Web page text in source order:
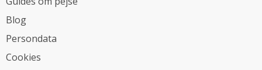
Blog
Persondata
Cookies